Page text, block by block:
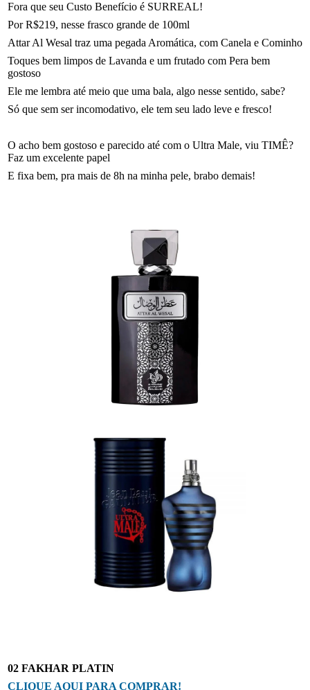
Fora que seu Custo Benefício é SURREAL!
Por R$219, nesse frasco grande de 100ml
Attar Al Wesal traz uma pegada Aromática, com Canela e Cominho
Toques bem limpos de Lavanda e um frutado com Pera bem
gostoso
Ele me lembra até meio que uma bala, algo nesse sentido, sabe?
Só que sem ser incomodativo, ele tem seu lado leve e fresco!
O acho bem gostoso e parecido até com o Ultra Male, viu TIMÊ?
Faz um excelente papel
E fixa bem, pra mais de 8h na minha pele, brabo demais!
02 FAKHAR PLATIN
CLIQUE AQUI PARA COMPRAR!